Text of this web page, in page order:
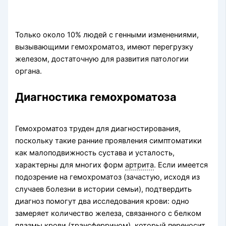
Только около 10% людей с генными изменениями,
вызывающими гемохроматоз, имеют перегрузку
железом, достаточную для развития патологии
органа.
Диагностика гемохроматоза
Гемохроматоз труден для диагностирования,
поскольку такие ранние проявления симптоматики
как малоподвижность сустава и усталость,
характерны для многих формартрита. Если имеется
подозрение на гемохроматоз (зачастую, исходя из
случаев болезни в истории семьи), подтвердить
диагноз помогут два исследования крови: одно
замеряет количество железа, связанного с белком